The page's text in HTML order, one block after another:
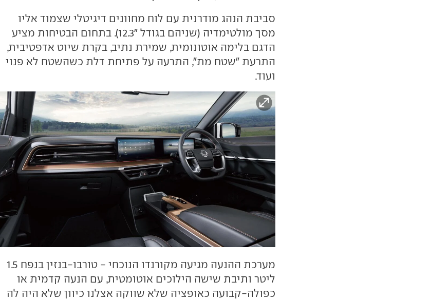
סביבת הנהג מודרנית עם לוח מחוונים דיגיטלי שצמוד אליו
מסך מולטימדיה (שניהם בגודל "12.3). בתחום הבטיחות מציע
הדגם בלימה אוטונומית, שמירת נתיב, בקרת שיוט אדפטיבית,
התרעת "שטח מת", התרעה על פתיחת דלת כשהשטח לא פנוי
ועוד.
מערכת ההנעה מגיעה מקורנדו הנוכחי - טורבו-בנזין בנפח 1.5
ליטר ותיבת שישה הילוכים אוטומטית, עם הנעה קדמית או
כפולה-קבועה כאופציה שלא שווקה אצלנו כיוון שלא היה לה